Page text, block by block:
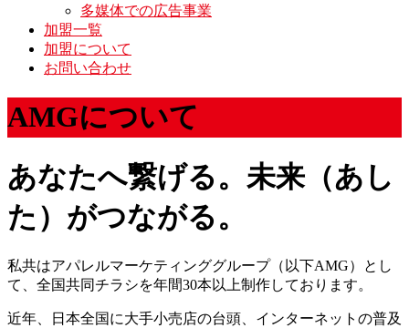
多媒体での広告事業
加盟一覧
加盟について
お問い合わせ
AMGについて
あなたへ繋げる。未来（あし
た）がつながる。
私共はアパレルマーケティンググループ（以下AMG）とし
て、全国共同チラシを年間30本以上制作しております。
近年、日本全国に大手小売店の台頭、インターネットの普及